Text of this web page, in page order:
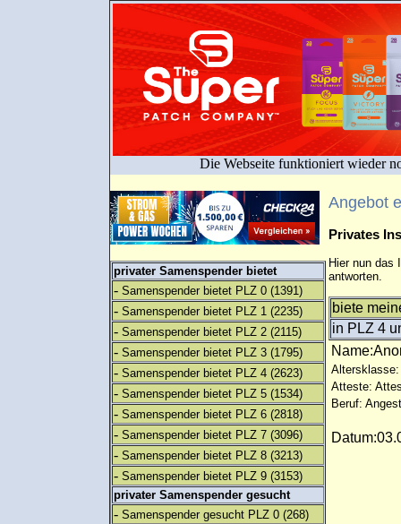
Die Webseite funktioniert wieder
privater Samenspender bietet
- Samenspender bietet PLZ 0 (1391)
- Samenspender bietet PLZ 1 (2235)
- Samenspender bietet PLZ 2 (2115)
- Samenspender bietet PLZ 3 (1795)
- Samenspender bietet PLZ 4 (2623)
- Samenspender bietet PLZ 5 (1534)
- Samenspender bietet PLZ 6 (2818)
- Samenspender bietet PLZ 7 (3096)
- Samenspender bietet PLZ 8 (3213)
- Samenspender bietet PLZ 9 (3153)
privater Samenspender gesucht
- Samenspender gesucht PLZ 0 (268)
Angebot
Privates
Hier nun das
antworten.
biete
in PLZ 4
Altersklasse:
Atteste:
Beruf: